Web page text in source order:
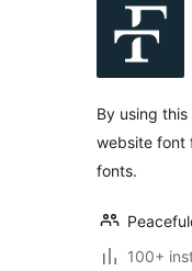
By using
website font
fonts.
100+